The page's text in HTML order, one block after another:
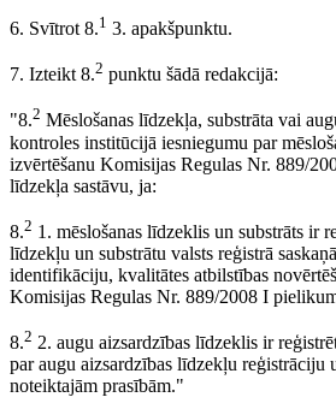
6. Svītrot 8.1 3. apakšpunktu.
7. Izteikt 8.2 punktu šādā redakcijā:
"8.2 Mēslošanas līdzekļa, substrāta vai
kontroles institūcijā iesniegumu par
izvērtēšanu Komisijas Regulas Nr. 889/
līdzekļa sastāvu, ja:
8.2 1. mēslošanas līdzeklis un substrāts ir
līdzekļu un substrātu valsts reģistrā
identifikāciju, kvalitātes atbilstības
Komisijas Regulas Nr. 889/2008 I
8.2 2. augu aizsardzības līdzeklis ir
par augu aizsardzības līdzekļu
noteiktajām prasībām."